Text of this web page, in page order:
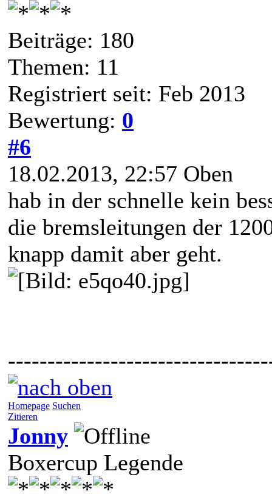
Beiträge: 180
Themen: 11
Registriert seit: Feb 2013
Bewertung: 0
#6
18.02.2013, 22:57 Oben
hab in der schnelle kein
die bremsleitungen der
knapp damit aber geht.
Homepage Suchen
Zitieren
Jonny
Boxercup Legende